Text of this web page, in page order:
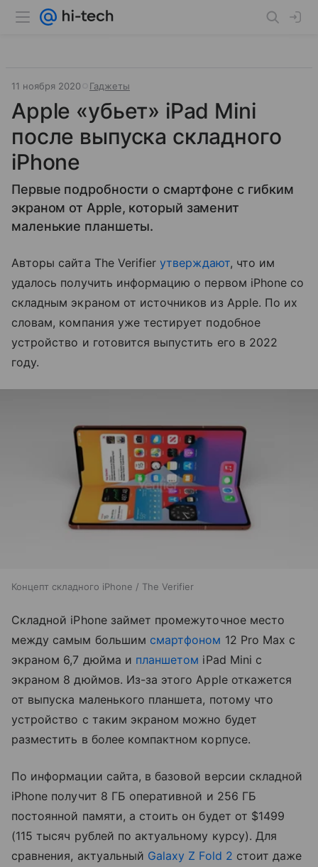
11 ноября 2020 Гаджеты
Apple «убьет» iPad Mini
после выпуска складного
iPhone
Первые подробности о смартфоне с гибким
экраном от Apple, который заменит
маленькие планшеты.
Авторы сайта The Verifierутверждают, что им
удалось получить информацию о первом iPhone со
складным экраном от источников из Apple. По их
словам, компания уже тестирует подобное
устройство и готовится выпустить его в 2022
году.
Концепт складного iPhone / The Verifier
Складной iPhone займет промежуточное место
между самым большим смартфоном 12 Pro Max с
экраном 6,7 дюйма и планшетом iPad Mini с
экраном 8 дюймов. Из-за этого Apple откажется
от выпуска маленького планшета, потому что
устройство с таким экраном можно будет
разместить в более компактном корпусе.
По информации сайта, в базовой версии складной
iPhone получит 8 ГБ оперативной и 256 ГБ
постоянной памяти, а стоить он будет от $1499
(115 тысяч рублей по актуальному курсу). Для
сравнения, актуальный Galaxy Z Fold 2 стоит даже